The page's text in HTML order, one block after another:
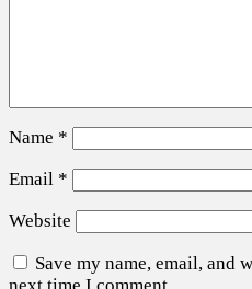
Name *
Email *
Website
Save my name, email, and
next time I comment.